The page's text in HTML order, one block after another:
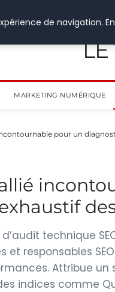
LE
MARKETING NUMÉRIQUE
pour un
d’audit technique
et responsables
Attribue un
indices comme
de navigation.